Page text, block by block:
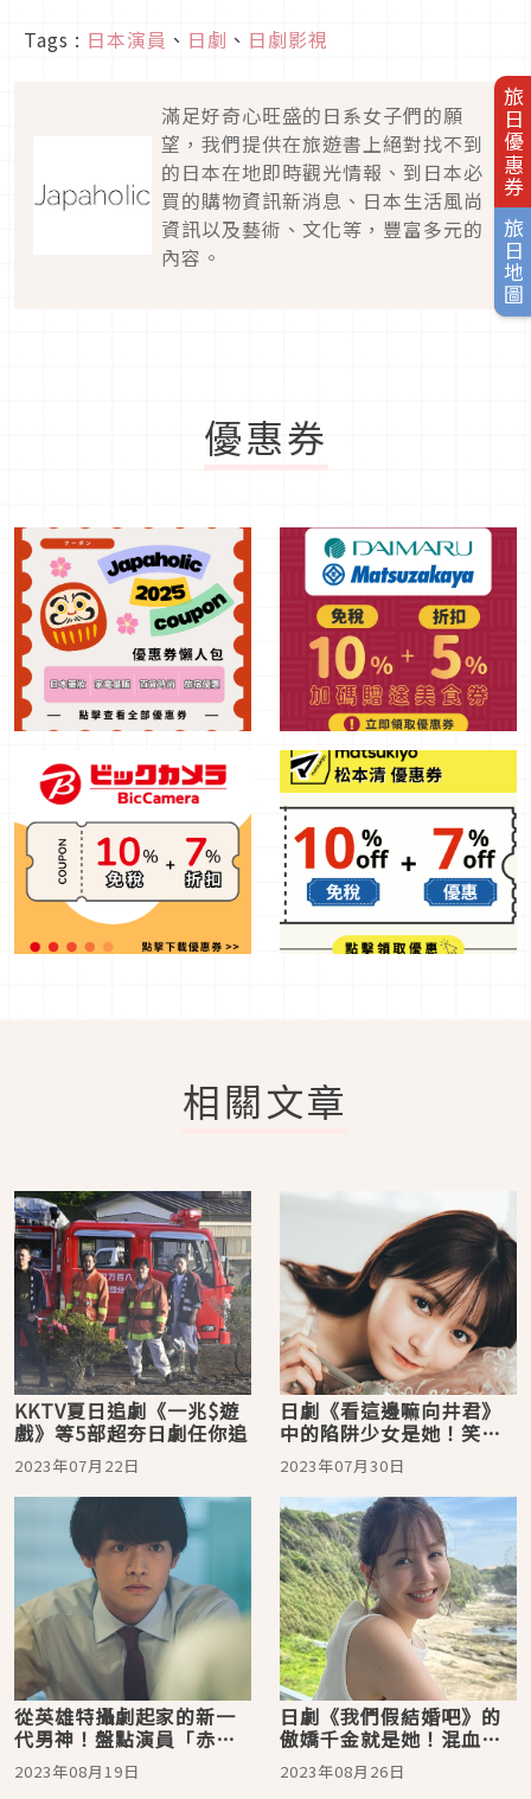
旅日優惠券
旅日地圖
Tags : 日本演員 、 日劇 、 日劇影視
滿足好奇心旺盛的日系女子們的願
望，我們提供在旅遊書上絕對找不到
的日本在地即時觀光情報、到日本必
買的購物資訊新消息、日本生活風尚
資訊以及藝術、文化等，豐富多元的
內容。
優惠券
相關文章
KKTV夏日追劇《一兆$遊
戲》等5部超夯日劇任你追
2023年07月22日
日劇《看這邊嘛向井君》
中的陷阱少女是她！笑顏
滿分的陽光新生代演員久
間田琳加
2023年07月30日
從英雄特攝劇起家的新一
代男神！盤點演員「赤楚
衛二」的精采日劇作品
2023年08月19日
日劇《我們假結婚吧》的
傲嬌千金就是她！混血美
女演員「特林德爾玲奈」
介紹
2023年08月26日